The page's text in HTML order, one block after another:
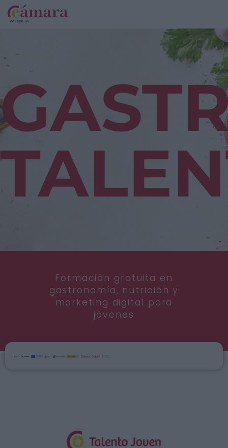
Formación gratuita en
gastronomía, nutrición y
marketing digital para
jóvenes